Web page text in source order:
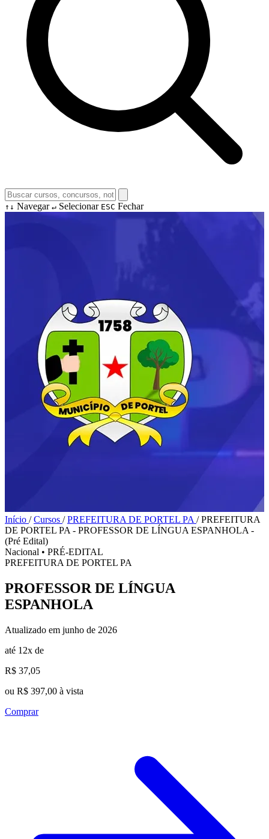
↑↓ Navegar ↵ Selecionar ESC Fechar
Início / Cursos / PREFEITURA DE PORTEL PA / PREFEITURA
DE PORTEL PA - PROFESSOR DE LÍNGUA ESPANHOLA -
(Pré Edital)
Nacional • PRÉ-EDITAL
PREFEITURA DE PORTEL PA
PROFESSOR DE LÍNGUA
ESPANHOLA
Atualizado em junho de 2026
até 12x de
R$ 37,05
ou R$ 397,00 à vista
Comprar